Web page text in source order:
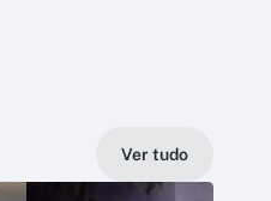
Ver tudo